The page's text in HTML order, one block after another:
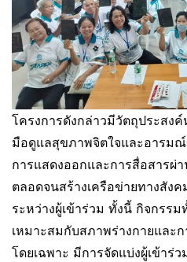
โครงการดังกล่าวมีวัตถุประสงค์
มือดูแลสุขภาพจิตใจและอารม
การแสดงออกและการสื่อสารผ่
ตลอดจนสร้างเครือข่ายทางสั
ระหว่างผู้เข้าร่วม ทั้งนี้ กิจกรร
เหมาะสมกับสภาพร่างกายและ
โดยเฉพาะ มีการจัดแบ่งผู้เข้าร่